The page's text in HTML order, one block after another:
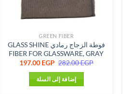
GREEN FIBER
فوطة الزجاج رمادي GLASS SHINE
FIBER FOR GLASSWARE, GRAY
282.00EGP
السعر
هو:
282.00 EGP.
197.00 EGP
إضافة إلى السلة